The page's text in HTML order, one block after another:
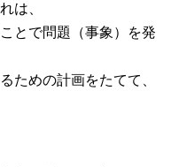
は、
とで問題（事象）を発
ための計画をたてて、